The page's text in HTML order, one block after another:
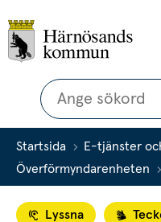
Sök
Startsida
E-tjänster
Överförmyndarenheten
Lyssna